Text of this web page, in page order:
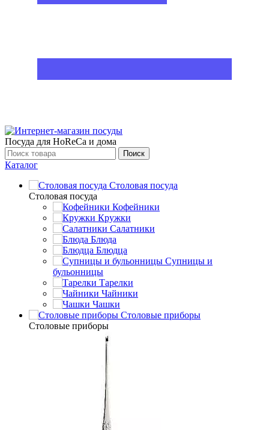
Посуда для HoReCa и дома
Поиск
Каталог
Столовая посуда
Столовая посуда
Кофейники
Кружки
Салатники
Блюда
Блюдца
Супницы и
бульонницы
Тарелки
Чайники
Чашки
Cтоловые приборы
Cтоловые приборы